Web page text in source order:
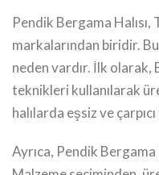
Pendik Bergama Halısı,
markalarından biridir.
neden vardır. İlk olarak,
teknikleri kullanılarak
halılarda eşsiz ve
Ayrıca, Pendik Bergama